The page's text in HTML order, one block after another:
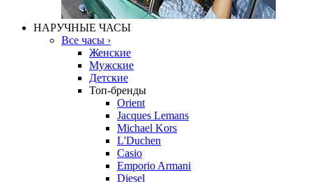
НАРУЧНЫЕ ЧАСЫ
Все часы ›
Женские
Мужские
Детские
Топ-бренды
Orient
Jacques Lemans
Michael Kors
L'Duchen
Casio
Emporio Armani
Diesel